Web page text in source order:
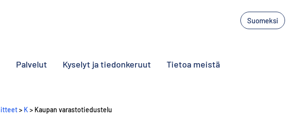
Suomeksi
Palvelut Kyselyt ja tiedonkeruut Tietoa meistä
> K > Kaupan varastotiedustelu